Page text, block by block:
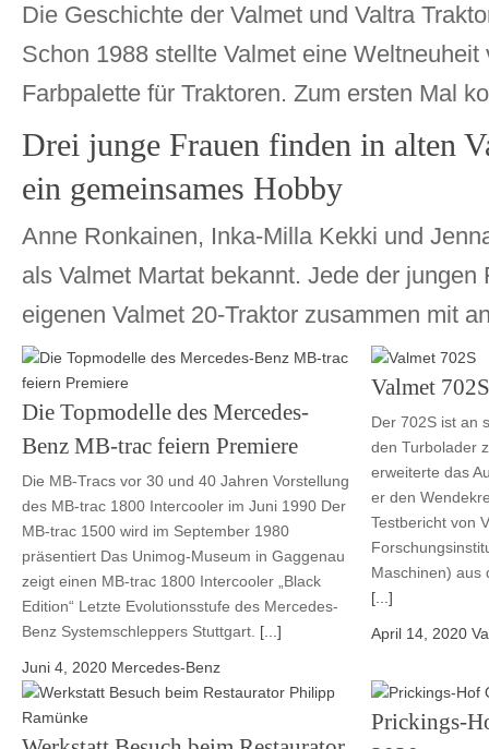
Die Geschichte der Valmet und Valtra
Schon 1988 stellte Valmet eine Weltneuheit
Farbpalette für Traktoren. Zum ersten Mal
Drei junge Frauen finden in alten
ein gemeinsames Hobby
Anne Ronkainen, Inka-Milla Kekki und
als Valmet Martat bekannt. Jede der jungen
eigenen Valmet 20-Traktor zusammen mit
Die Topmodelle des Mercedes-
Benz MB-trac feiern Premiere
Die MB-Tracs vor 30 und 40 Jahren Vorstellung
des MB-trac 1800 Intercooler im Juni 1990 Der
MB-trac 1500 wird im September 1980
präsentiert Das Unimog-Museum in Gaggenau
zeigt einen MB-trac 1800 Intercooler „Black
Edition“ Letzte Evolutionsstufe des Mercedes-
Benz Systemschleppers Stuttgart. [...]
Juni 4, 2020 Mercedes-Benz
Valmet 702S
Der 702S ist an
den Turbolader
erweiterte das
er den
Testbericht von
Maschinen) aus
[...]
April 14, 2020
Prickings-